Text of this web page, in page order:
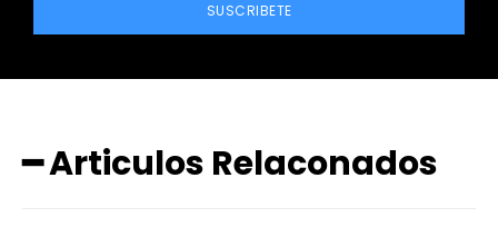
SUSCRIBETE
━ Articulos Relaconados